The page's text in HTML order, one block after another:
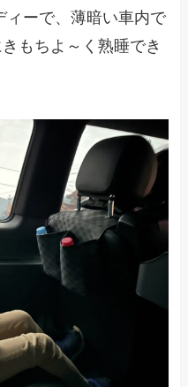
ィーで、薄暗い車内で
もちよ～く熟睡でき